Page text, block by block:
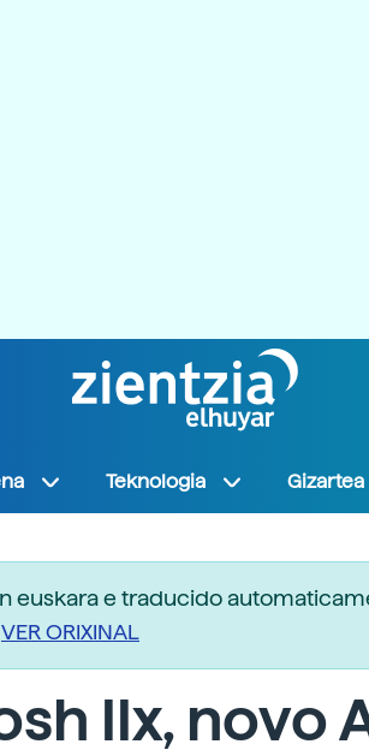
Teknologia Gizartea
euskara e traducido
VER ORIXINAL
IIx, novo